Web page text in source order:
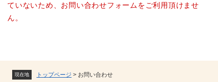
現在地 トップページ > お問い合わせ
ていないため、お問い合わせフォームをご利用頂けませ
ん。